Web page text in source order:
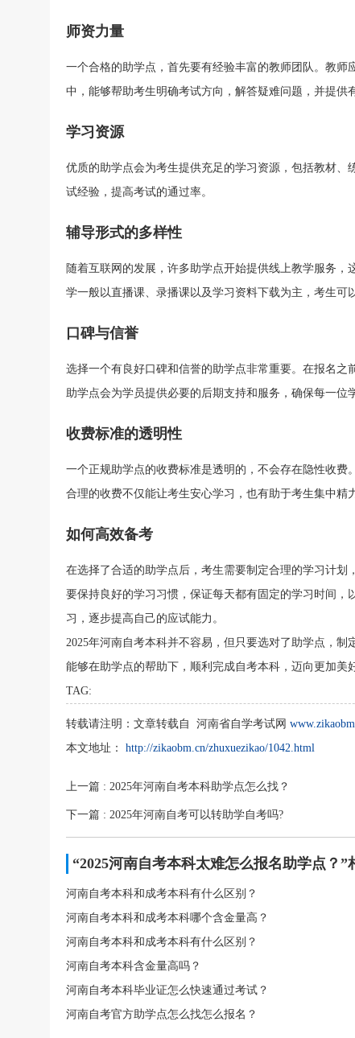
师资力量
一个合格的助学点，首先要有经验丰富的教师团队。教
中，能够帮助考生明确考试方向，解答疑难问题，并提供
学习资源
优质的助学点会为考生提供充足的学习资源，包括教材
试经验，提高考试的通过率。
辅导形式的多样性
随着互联网的发展，许多助学点开始提供线上教学服务
学一般以直播课、录播课以及学习资料下载为主，考生可
口碑与信誉
选择一个有良好口碑和信誉的助学点非常重要。在报名
助学点会为学员提供必要的后期支持和服务，确保每一位
收费标准的透明性
一个正规助学点的收费标准是透明的，不会存在隐性收费
合理的收费不仅能让考生安心学习，也有助于考生集中精
如何高效备考
在选择了合适的助学点后，考生需要制定合理的学习计划
要保持良好的学习习惯，保证每天都有固定的学习时间
习，逐步提高自己的应试能力。
2025年河南自考本科并不容易，但只要选对了助学点，
能够在助学点的帮助下，顺利完成自考本科，迈向更加美
TAG:
转载请注明： 文章转载自 河南省自学考试网
本文地址：
http://zikaobm.cn/zhuxuezikao/1042.html
上一篇 : 2025年河南自考本科助学点怎么找？
下一篇 : 2025年河南自考可以转助学自考吗?
“2025河南自考本科太难怎么报名助学点？”
河南自考本科和成考本科有什么区别？
河南自考本科和成考本科哪个含金量高？
河南自考本科和成考本科有什么区别？
河南自考本科含金量高吗？
河南自考本科毕业证怎么快速通过考试？
河南自考官方助学点怎么找怎么报名？
复“福利”即可申请学费优惠